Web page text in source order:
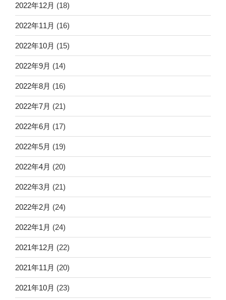
2022年12月 (18)
2022年11月 (16)
2022年10月 (15)
2022年9月 (14)
2022年8月 (16)
2022年7月 (21)
2022年6月 (17)
2022年5月 (19)
2022年4月 (20)
2022年3月 (21)
2022年2月 (24)
2022年1月 (24)
2021年12月 (22)
2021年11月 (20)
2021年10月 (23)